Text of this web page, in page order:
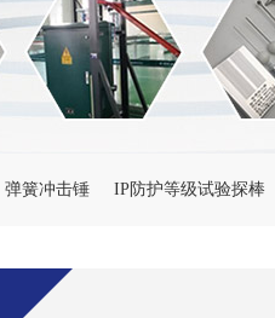
弹簧冲击锤 IP防护等级试验探棒